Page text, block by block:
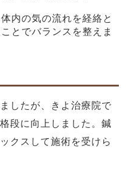
内の気の流れを経絡と
とでバランスを整えま
したが、きよ治療院で
段に向上しました。鍼
クスして施術を受けら